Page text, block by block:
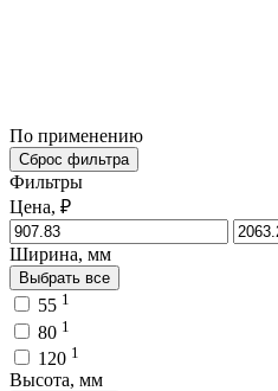
По применению
Сброс фильтра
Фильтры
Цена, ₽
Ширина, мм
Выбрать все
55 1
80 1
120 1
Высота, мм